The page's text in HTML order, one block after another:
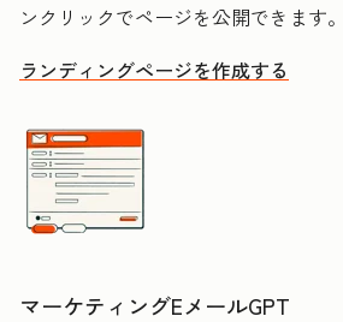
ンクリックでページを公開できます。
ランディングページを作成する
マーケティングEメールGPT